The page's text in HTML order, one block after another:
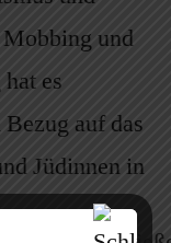
und
es
auf das
Jüdinnen in